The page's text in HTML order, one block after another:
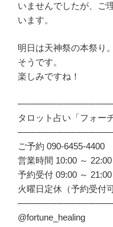
いませんでしたが、ご
います。
明日は天神祭の本祭り
そうです。
楽しみですね！
タロット占い「フォー
ご予約 090-6455-4400
営業時間 10:00 ～ 22:00
予約受付 09:00 ～ 21:00
火曜日定休（予約受付可
@fortune_healing